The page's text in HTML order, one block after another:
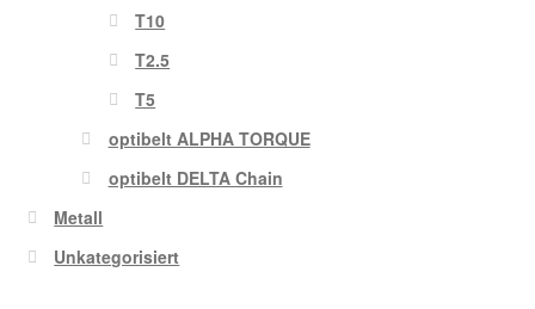
T10
T2.5
T5
optibelt ALPHA TORQUE
optibelt DELTA Chain
Metall
Unkategorisiert